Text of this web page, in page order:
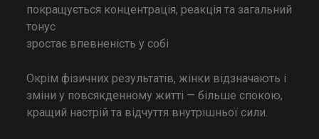
покращується концентрація, реакція та загальний
тонус
зростає впевненість у собі
Окрім фізичних результатів, жінки відзначають і
зміни у повсякденному житті — більше спокою,
кращий настрій та відчуття внутрішньої сили.